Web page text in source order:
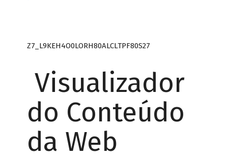
Z7_L9KEH4O0LORH80ALCLTPF80S27
Visualizador
do Conteúdo
da Web